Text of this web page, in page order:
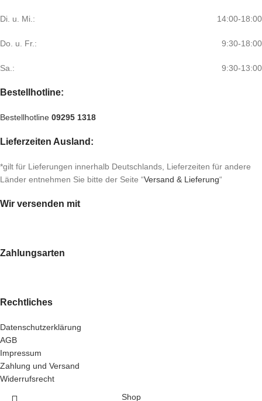
Di. u. Mi.: 14:00-18:00
Do. u. Fr.: 9:30-18:00
Sa.: 9:30-13:00
Bestellhotline:
Bestellhotline 09295 1318
Lieferzeiten Ausland:
*gilt für Lieferungen innerhalb Deutschlands, Lieferzeiten für andere
Länder entnehmen Sie bitte der Seite “Versand & Lieferung“
Wir versenden mit
Zahlungsarten
Rechtliches
Datenschutzerklärung
AGB
Impressum
Zahlung und Versand
Widerrufsrecht
Shop